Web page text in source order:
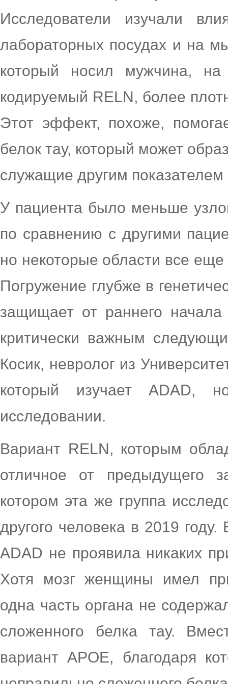
Исследователи изучали
лабораторных посудах и на
который носил мужчина,
кодируемый RELN, более
Этот эффект, похоже,
белок тау, который может
служащие другим
У пациента было меньше
по сравнению с другими
но некоторые области все
Погружение глубже в
защищает от раннего начала
критически важным
Косик, невролог из
который изучает ADAD,
исследовании.
Вариант RELN, которым
отличное от предыдущего
котором эта же группа
другого человека в 2019
ADAD не проявила никаких
Хотя мозг женщины имел
одна часть органа не
сложенного белка тау.
вариант APOE, благодаря